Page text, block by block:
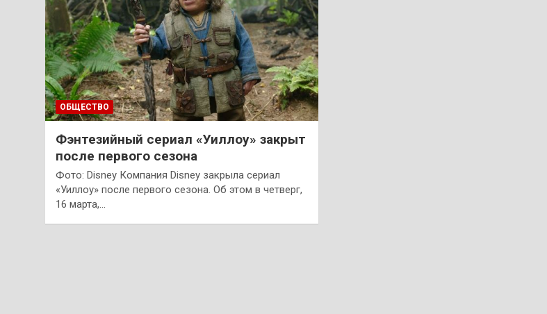
ОБЩЕСТВО
Фэнтезийный сериал «Уиллоу» закрыт
после первого сезона
Фото: Disney Компания Disney закрыла сериал
«Уиллоу» после первого сезона. Об этом в четверг,
16 марта,…